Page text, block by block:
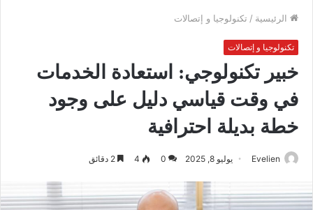
الرئيسية / تكنولوجيا و إتصالات
تكنولوجيا و إتصالات
خبير تكنولوجي: استعادة الخدمات
في وقت قياسي دليل على وجود
خطة بديلة احترافية
Evelien يوليو 8, 2025 0
4